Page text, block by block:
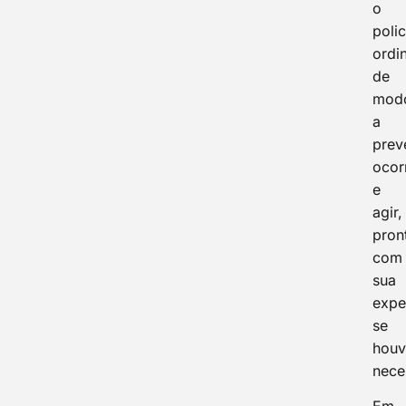
o
de
a
e
agir,
com
sua
se